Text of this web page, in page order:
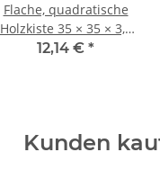
Flache, quadratische
Holzkiste 35 × 35 × 3,5
cm Holzbox
12,14 € *
Kunden